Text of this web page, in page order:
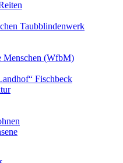
Taubblindenwerk
Menschen (WfbM)
Fischbeck